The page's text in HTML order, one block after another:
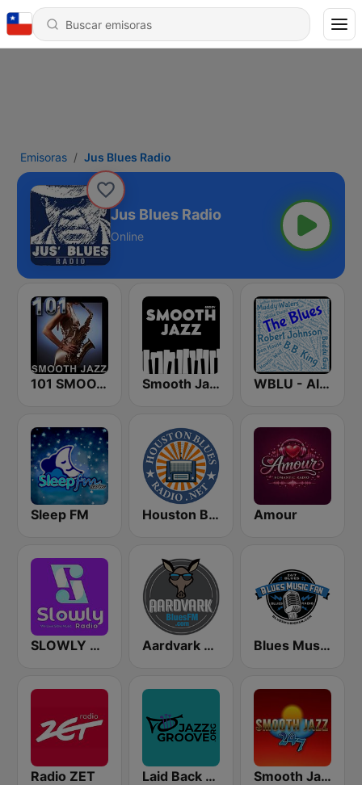
Emisoras Jus Blues Radio
Jus Blues Radio
Online
101 SMOOTH JAZZ Smooth Jazz - Groov WBLU - All Blues Radio
Sleep FM Houston Blues Radio Amour
SLOWLY RADIO Aardvark Blues FM Blues Music Fan Radio
Radio ZET Laid Back Jazz Smooth Jazz 247